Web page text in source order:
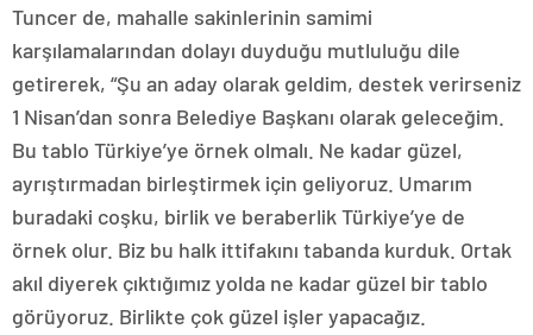
Tuncer de, mahalle sakinlerinin samimi
karşılamalarından dolayı duyduğu mutluluğu dile
getirerek, “Şu an aday olarak geldim, destek verirseniz
1 Nisan’dan sonra Belediye Başkanı olarak geleceğim.
Bu tablo Türkiye’ye örnek olmalı. Ne kadar güzel,
ayrıştırmadan birleştirmek için geliyoruz. Umarım
buradaki coşku, birlik ve beraberlik Türkiye’ye de
örnek olur. Biz bu halk ittifakını tabanda kurduk. Ortak
akıl diyerek çıktığımız yolda ne kadar güzel bir tablo
görüyoruz. Birlikte çok güzel işler yapacağız.